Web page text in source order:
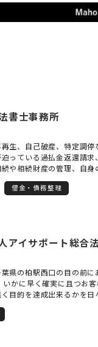
書士事務所
生、自己破産、特定調停
っている過払金返還請求
や相続財産の管理、自身
に関することや、自転車
、悪質商法への対応、中小
養育費の請求や給与等の
に関する相談は初回無料
にご相談ください。
借金・債務整理
県の柏駅西口の目の前に
いかに早く確実に且つお
目的を達成出来るかを日
活やビジネス上の手続き
で親身な対応を常に心掛け